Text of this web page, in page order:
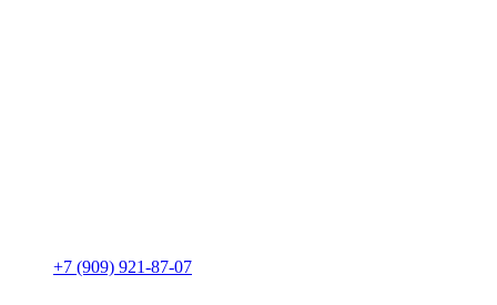
+7 (909) 921-87-07